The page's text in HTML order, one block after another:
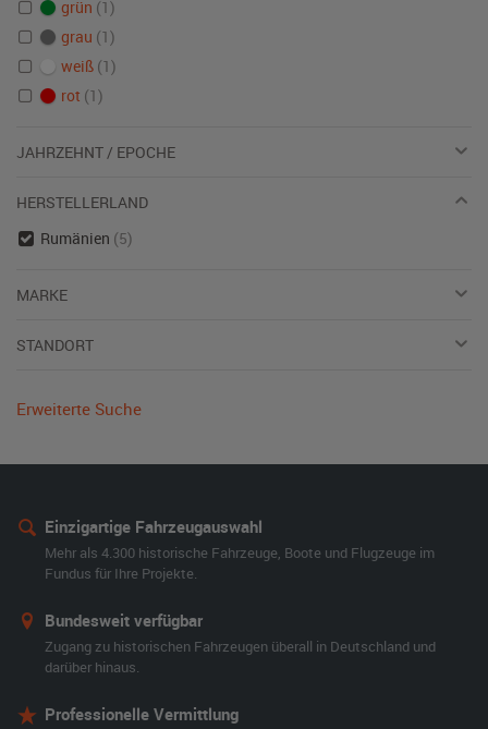
grün (1)
grau (1)
weiß (1)
rot (1)
JAHRZEHNT / EPOCHE
HERSTELLERLAND
Rumänien (5)
MARKE
STANDORT
Erweiterte Suche
Einzigartige Fahrzeugauswahl
Mehr als 4.300 historische Fahrzeuge, Boote und Flugzeuge im
Fundus für Ihre Projekte.
Bundesweit verfügbar
Zugang zu historischen Fahrzeugen überall in Deutschland und
darüber hinaus.
Professionelle Vermittlung